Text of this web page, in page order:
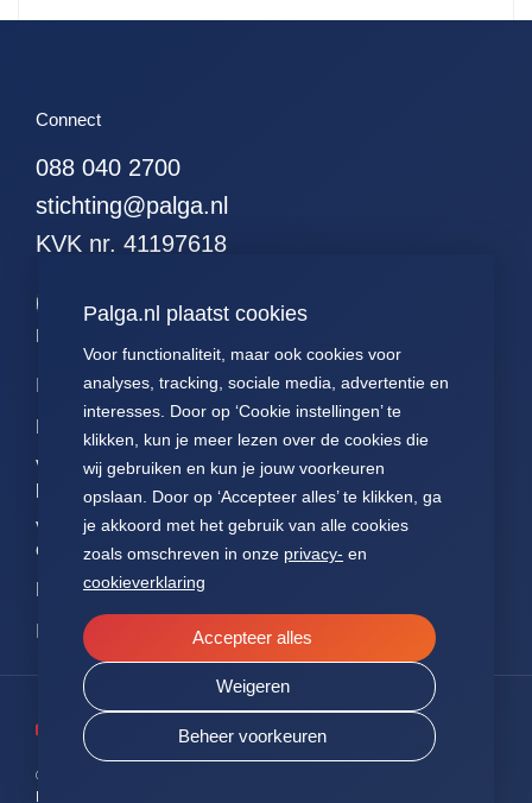
Palga.nl plaatst cookies
Voor functionaliteit, maar ook cookies voor
analyses, tracking, sociale media, advertentie en
interesses. Door op ‘Cookie instellingen’ te
klikken, kun je meer lezen over de cookies die
wij gebruiken en kun je jouw voorkeuren
opslaan. Door op ‘Accepteer alles’ te klikken, ga
je akkoord met het gebruik van alle cookies
zoals omschreven in onze privacy- en
cookieverklaring
Beheer voorkeuren
Weigeren
Accepteer alles
Connect
088 040 2700
stichting@palga.nl
KVK nr. 41197618
Palga links
Impact
Data
Voor
pathologen
Voor
onderzoekers
NEN7510
ISO27001
Contact
Over ons
FAQ
Nieuws
Presentaties
Voor patiënten
Jaarverslagen
Statuten Palga
© 2026 PALGA.